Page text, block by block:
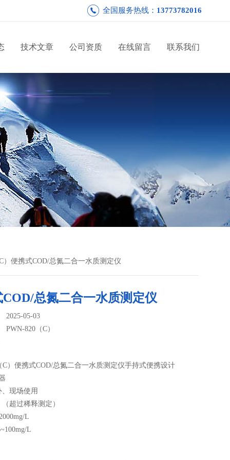
全国服务热线： 13773782016
技术文章 公司资质 在线留言 联系我们
）便携式COD/总氮二合一水质测定仪
总氮二合一水质测定仪
2025-05-03
PWN-820（C）
C）便携式COD/总氮二合一水质测定仪手持式便携设计
现场使用
超过稀释测定）
L
L